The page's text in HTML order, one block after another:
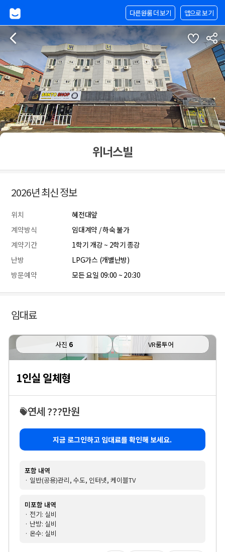
앱으로 보기
다른원룸 더 보기
위너스빌
2026년 최신 정보
위치
혜전대앞
계약방식
임대계약 / 하숙 불가
계약기간
1학기 개강 ~ 2학기 종강
난방
LPG가스 (개별난방)
방문예약
모든 요일 09:00 ~ 20:30
임대료
사진 6 VR룸투어
1인실 일체형
연세 ???만원
지금 로그인하고 임대료를 확인해 보세요.
포함 내역
· 일반(공용)관리, 수도, 인터넷, 케이블TV
미포함 내역
· 전기: 실비
· 난방: 실비
· 온수: 실비